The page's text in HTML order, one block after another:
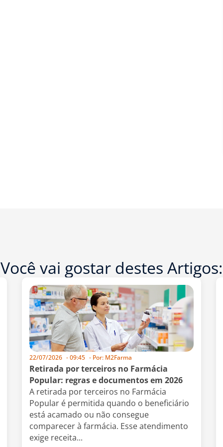
Você vai gostar destes Artigos:
22/07/2026 -09:45 - Por: M2Farma
Retirada por terceiros no Farmácia
Popular: regras e documentos em 2026
A retirada por terceiros no Farmácia
Popular é permitida quando o beneficiário
está acamado ou não consegue
comparecer à farmácia. Esse atendimento
exige receita...